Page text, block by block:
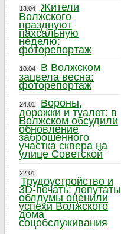
13.04
Жители
Волжского
празднуют
пахсальную
неделю:
фоторепортаж
10.04
В Волжском
зацвела весна:
фоторепортаж
24.01
Вороны,
дорожки и туалет: в
Волжском обсудили
обновление
заброшенного
участка сквера на
улице Советской
22.01
Трудоустройство и
3D-печать: депутаты
облдумы оценили
успехи Волжского
дома
соцобслуживания